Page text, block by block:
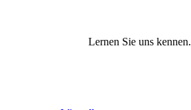
Lernen Sie uns kennen.